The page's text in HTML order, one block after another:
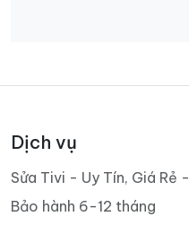
Dịch vụ
Sửa Tivi - Uy Tín, Giá Rẻ -
Bảo hành 6-12 tháng